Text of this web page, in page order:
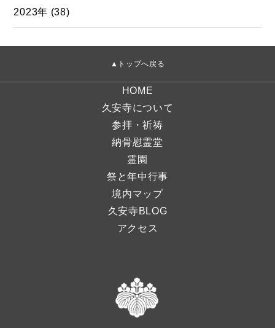
2023年 (38)
▲トップへ戻る
HOME
久安寺について
参拝・祈祷
納骨慰霊堂
霊園
祭と年中行事
境内マップ
久安寺BLOG
アクセス